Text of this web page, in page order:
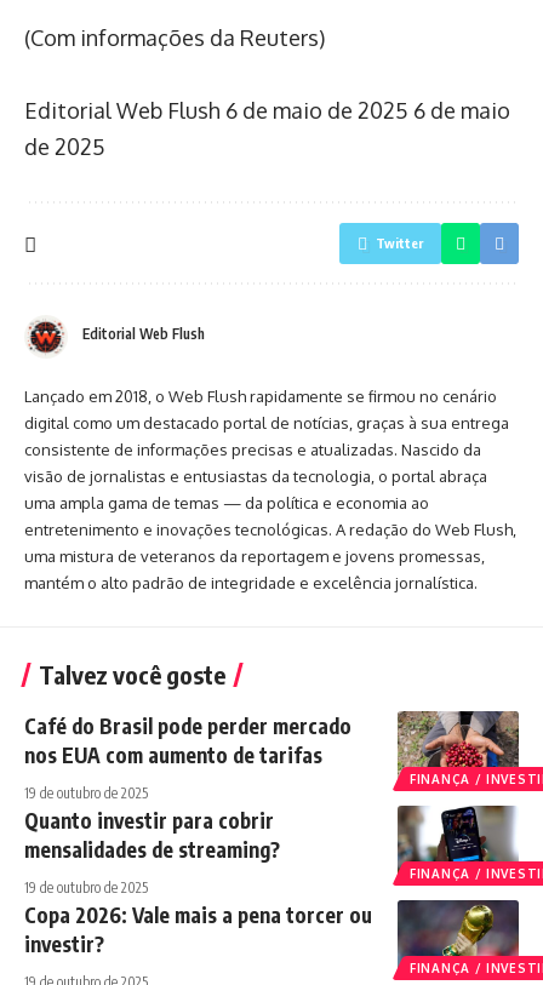
(Com informações da Reuters)
Editorial Web Flush 6 de maio de 2025 6 de maio
de 2025
Twitter
Editorial Web Flush
Lançado em 2018, o Web Flush rapidamente se firmou no cenário
digital como um destacado portal de notícias, graças à sua entrega
consistente de informações precisas e atualizadas. Nascido da
visão de jornalistas e entusiastas da tecnologia, o portal abraça
uma ampla gama de temas — da política e economia ao
entretenimento e inovações tecnológicas. A redação do Web Flush,
uma mistura de veteranos da reportagem e jovens promessas,
mantém o alto padrão de integridade e excelência jornalística.
Talvez você goste
FINANÇA /
Café do Brasil pode perder mercado
nos EUA com aumento de tarifas
19 de outubro de 2025
FINANÇA /
Quanto investir para cobrir
mensalidades de streaming?
19 de outubro de 2025
FINANÇA /
Copa 2026: Vale mais a pena torcer ou
investir?